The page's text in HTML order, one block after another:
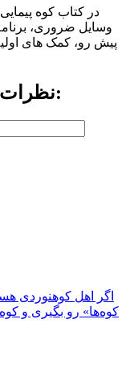
در کتاب کوه
وسایل ضروری،
پیش رو، کمک های
نظرات خود را با ما درمیان بگذارید:
اگر اهل کوهنوردی
کوه‌ها» رو بگیری و